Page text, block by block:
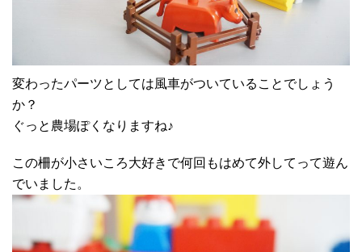
変わったパーツとしては風車がついていることでしょう
か？
ぐっと農場ぽくなりますね♪
この柵が小さいころ大好きで何回もはめて外してって遊ん
でいました。